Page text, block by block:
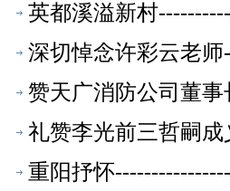
英都溪溢新村
深切悼念许彩云老
赞天广消防公司董
礼赞李光前三哲嗣
休教师【校友文萃】
重阳抒怀